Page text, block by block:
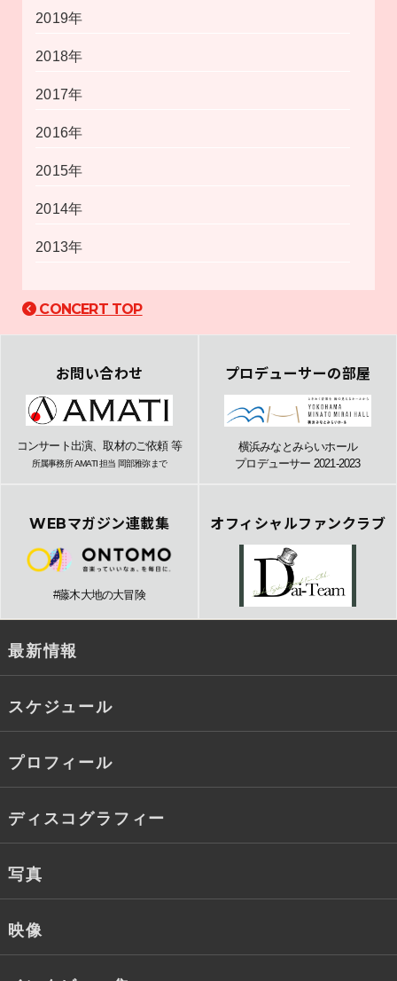
2019年
2018年
2017年
2016年
2015年
2014年
2013年
CONCERT TOP
お問い合わせ
コンサート出演、取材のご依頼 等
所属事務所 AMATI 担当 岡部雅弥まで
プロデューサーの部屋
横浜みなとみらいホール
プロデューサー 2021-2023
WEBマガジン連載集
#藤木大地の大冒険
オフィシャルファンクラブ
最新情報
スケジュール
プロフィール
ディスコグラフィー
写真
映像